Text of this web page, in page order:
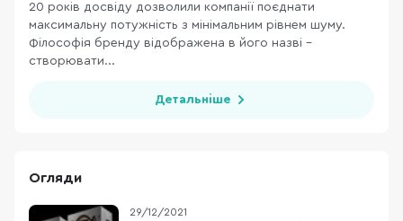
20 років досвіду дозволили компанії поєднати
максимальну потужність з мінімальним рівнем шуму.
Філософія бренду відображена в його назві –
створювати...
Детальніше
Огляди
29/12/2021